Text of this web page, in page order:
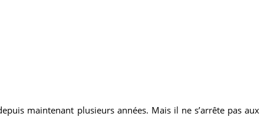
maintenant plusieurs années. Mais il ne s’arrête pas aux